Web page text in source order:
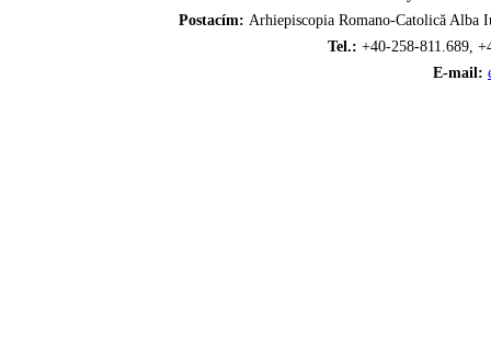
Postacím: Arhiepiscopia Romano-Catolică
Tel.: +40-258-811.689,
E-mail: